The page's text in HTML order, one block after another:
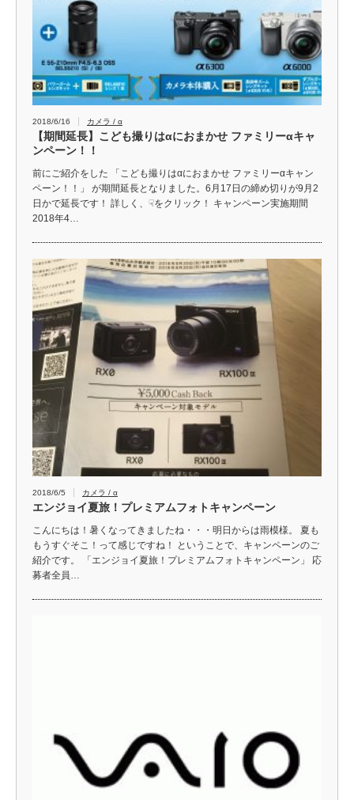
2018/6/16 カメラ / α
【期間延長】こども撮りはαにおまかせ ファミリーαキャ
ンペーン！！
前にご紹介をした 「こども撮りはαにおまかせ ファミリーαキャン
ペーン！！」 が期間延長となりました。6月17日の締め切りが9月2
日かで延長です！ 詳しく、☟をクリック！ キャンペーン実施期間
2018年4…
2018/6/5 カメラ / α
エンジョイ夏旅！プレミアムフォトキャンペーン
こんにちは！暑くなってきましたね・・・明日からは雨模様。 夏も
もうすぐそこ！って感じですね！ ということで、キャンペーンのご
紹介です。 「エンジョイ夏旅！プレミアムフォトキャンペーン」 応
募者全員…